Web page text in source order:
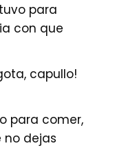
para
con que
capullo!
para comer,
no dejas